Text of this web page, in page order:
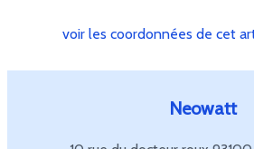
voir les coordonnées de cet
Neowatt